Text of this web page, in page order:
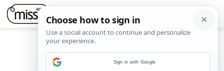
Sign in with Google